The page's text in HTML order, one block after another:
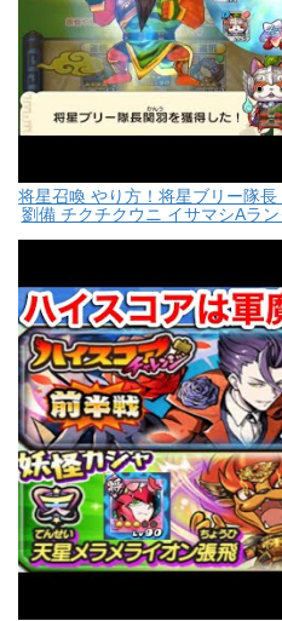
将星召喚 やり方！将星ブリー隊
劉備 チクチクウニ イサマシAラ